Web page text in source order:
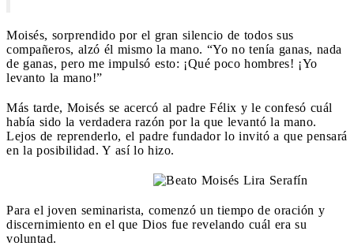
Moisés, sorprendido por el gran silencio de todos sus
compañeros, alzó él mismo la mano. “Yo no tenía ganas, nada
de ganas, pero me impulsó esto: ¡Qué poco hombres! ¡Yo
levanto la mano!”
Más tarde, Moisés se acercó al padre Félix y le confesó cuál
había sido la verdadera razón por la que levantó la mano.
Lejos de reprenderlo, el padre fundador lo invitó a que pensará
en la posibilidad. Y así lo hizo.
Para el joven seminarista, comenzó un tiempo de oración y
discernimiento en el que Dios fue revelando cuál era su
voluntad.